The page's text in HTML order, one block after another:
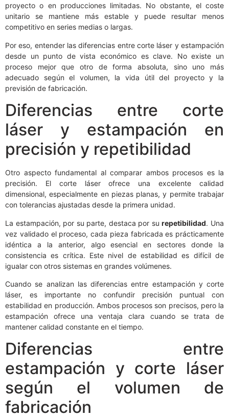
proyecto o en producciones limitadas. No obstante, el coste
unitario se mantiene más estable y puede resultar menos
competitivo en series medias o largas.
Por eso, entender las diferencias entre corte láser y estampación
desde un punto de vista económico es clave. No existe un
proceso mejor que otro de forma absoluta, sino uno más
adecuado según el volumen, la vida útil del proyecto y la
previsión de fabricación.
Diferencias entre corte
láser y estampación en
precisión y repetibilidad
Otro aspecto fundamental al comparar ambos procesos es la
precisión. El corte láser ofrece una excelente calidad
dimensional, especialmente en piezas planas, y permite trabajar
con tolerancias ajustadas desde la primera unidad.
La estampación, por su parte, destaca por surepetibilidad. Una
vez validado el proceso, cada pieza fabricada es prácticamente
idéntica a la anterior, algo esencial en sectores donde la
consistencia es crítica. Este nivel de estabilidad es difícil de
igualar con otros sistemas en grandes volúmenes.
Cuando se analizan las diferencias entre estampación y corte
láser, es importante no confundir precisión puntual con
estabilidad en producción. Ambos procesos son precisos, pero la
estampación ofrece una ventaja clara cuando se trata de
mantener calidad constante en el tiempo.
Diferencias entre
estampación y corte láser
según el volumen de
fabricación